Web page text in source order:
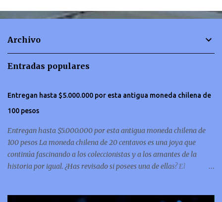
n
Archivo
Entradas populares
Entregan hasta $5.000.000 por esta antigua moneda chilena de
100 pesos
Entregan hasta $5.000.000 por esta antigua moneda chilena de
100 pesos La moneda chilena de 20 centavos es una joya que
continúa fascinando a los coleccionistas y a los amantes de la
historia por igual. ¿Has revisado si posees una de ellas? El